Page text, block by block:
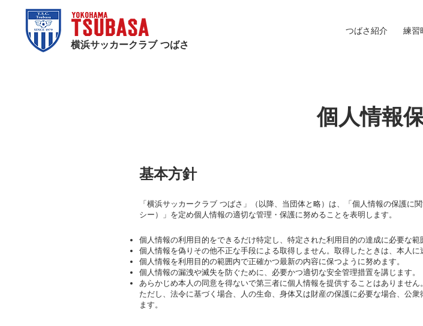
横浜サッカークラブ つばさ
つばさ紹介 練習
個人情報
基本方針
「横浜サッカークラブ つばさ」（以降、当団体と略）は、「個人情報の保護
シー）」を定め個人情報の適切な管理・保護に努めることを表明します。
個人情報の利用目的をできるだけ特定し、特定された利用目的の達成に必要な範
個人情報を偽りその他不正な手段による取得しません。取得したときは、本人に
個人情報を利用目的の範囲内で正確かつ最新の内容に保つように努めます。
個人情報の漏洩や滅失を防ぐために、必要かつ適切な安全管理措置を講じます。
あらかじめ本人の同意を得ないで第三者に個人情報を提供することはありません。
ただし、法令に基づく場合、人の生命、身体又は財産の保護に必要な場合、公
ます。